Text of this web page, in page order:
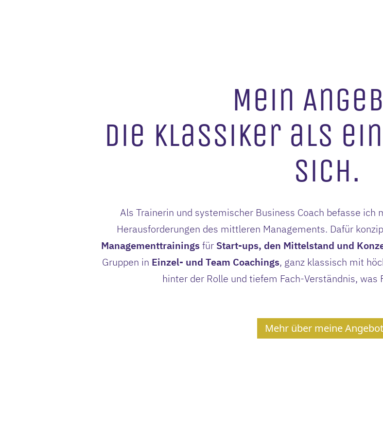
Mein
Die Klassiker als
sich.
Als Trainerin und systemischer Business Coach befasse ich
Herausforderungen des mittleren Managements. Dafür
Managementtrainingsfür Start-ups, den Mittelstand und
Gruppen in Einzel- und Team Coachings, ganz klassisch mit
hinter der Rolle und tiefem Fach-Verständnis, was
Mehr über meine